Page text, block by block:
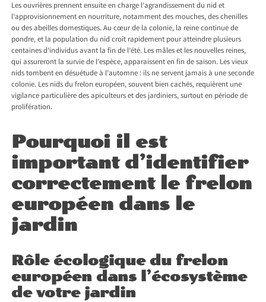
Les ouvrières prennent ensuite en charge l’agrandissement du nid et
l’approvisionnement en nourriture, notamment des mouches, des chenilles
ou des abeilles domestiques. Au cœur de la colonie, la reine continue de
pondre, et la population du nid croît rapidement pour atteindre plusieurs
centaines d’individus avant la fin de l’été. Les mâles et les nouvelles reines,
qui assureront la survie de l’espèce, apparaissent en fin de saison. Les vieux
nids tombent en désuétude à l’automne : ils ne servent jamais à une seconde
colonie. Les nids du frelon européen, souvent bien cachés, requièrent une
vigilance particulière des apiculteurs et des jardiniers, surtout en période de
prolifération.
Pourquoi il est
important d’identifier
correctement le frelon
européen dans le
jardin
Rôle écologique du frelon
européen dans l’écosystème
de votre jardin